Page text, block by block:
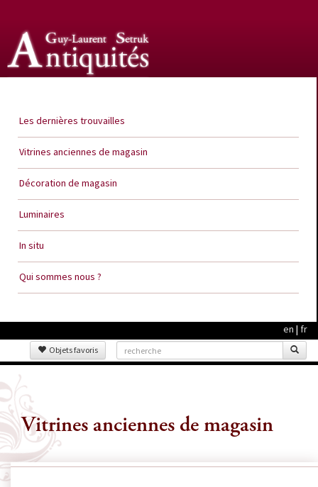
Les dernières trouvailles
Vitrines anciennes de magasin
Décoration de magasin
Luminaires
In situ
Qui sommes nous ?
en | fr
Objets favoris
Vitrines anciennes de magasin